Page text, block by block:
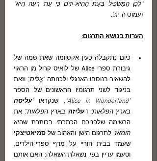
"לָכֵן הַמַּשְׂכִּיל בָּעֵת הַהִיא-יִדֹּם כִּי עֵת רָעָה הִיא"
(עמוס ה, יג).
הערות בנושא התרגום:
גיבורת ספרי Alice
להשאיר בנוסחו האנגלי ולכנותה "אֶליס",
בניגוד לשני תרגומיו הראשונים של הספר
"
Alice in Wonderland" , שנקראו "עליסה
בארץ הפלאות" ו"עליזה בארץ הפלאות
הרשימה שלפניכם הכתרתי בכותרת שהיא
הומאז' לתרגום הישן והאהוב של סמיאטיצקי